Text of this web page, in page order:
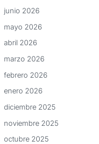
junio 2026
mayo 2026
abril 2026
marzo 2026
febrero 2026
enero 2026
diciembre 2025
noviembre 2025
octubre 2025